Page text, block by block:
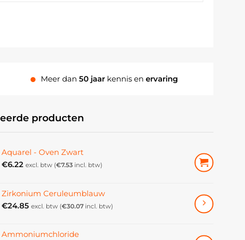
Meer dan 50 jaarkennis en ervaring
producten
Aquarel - Oven Zwart
€6.22 excl. btw (€7.53 incl. btw)
Zirkonium Ceruleumblauw
€24.85 excl. btw (€30.07 incl. btw)
Ammoniumchloride